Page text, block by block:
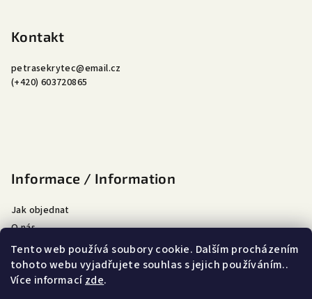
Tento web používá soubory cookie. Dalším procházením
tohoto webu vyjadřujete souhlas s jejich používáním..
Více informacízde.
i
Kontakt
petrasekrytec@email.cz
(+420) 603720865
Informace / Information
Jak objednat
O nás
Doprava a platba
Obchodní podmínky
Podmínky ochrany osobních údajů